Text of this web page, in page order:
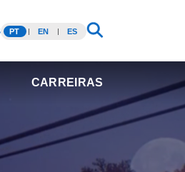
PT EN ES
CARREIRAS